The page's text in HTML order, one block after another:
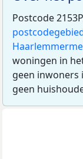
Postcode
woningen in
geen inwoners
geen